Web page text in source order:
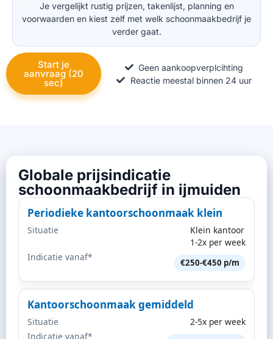
Je vergelijkt rustig prijzen, takenlijst, planning en
voorwaarden en kiest zelf met welk schoonmaakbedrijf je
verder gaat.
Start je
aanvraag (20
sec)
Geen aankoopverplcihting
Reactie meestal binnen 24 uur
Globale prijsindicatie
schoonmaakbedrijf in ijmuiden
Periodieke kantoorschoonmaak klein
Situatie
Klein kantoor
1-2x per week
Indicatie vanaf*
€250-€450 p/m
Kantoorschoonmaak gemiddeld
Situatie
2-5x per week
Indicatie vanaf*